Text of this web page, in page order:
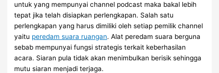
untuk yang mempunyai channel podcast maka bakal lebih
tepat jika telah disiapkan perlengkapan. Salah satu
perlengkapan yang harus dimiliki oleh setiap pemilik channel
yaitu peredam suara ruangan. Alat peredam suara berguna
sebab mempunyai fungsi strategis terkait keberhasilan
acara. Siaran pula tidak akan menimbulkan berisik sehingga
mutu siaran menjadi terjaga.